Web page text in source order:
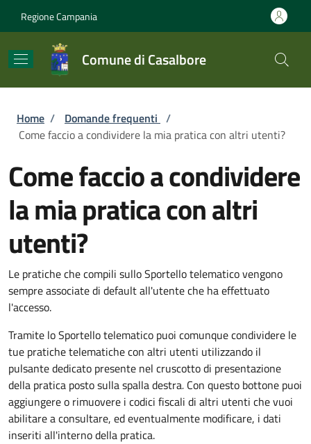
Regione Campania
Comune di Casalbore
Briciole di pane
Home / Domande frequenti /
Come faccio a condividere la mia pratica con altri utenti?
Come faccio a condividere
la mia pratica con altri
utenti?
Le pratiche che compili sullo Sportello telematico vengono
sempre associate di default all'utente che ha effettuato
l'accesso.
Tramite lo Sportello telematico puoi comunque condividere le
tue pratiche telematiche con altri utenti utilizzando il
pulsante dedicato presente nel cruscotto di presentazione
della pratica posto sulla spalla destra. Con questo bottone puoi
aggiungere o rimuovere i codici fiscali di altri utenti che vuoi
abilitare a consultare, ed eventualmente modificare, i dati
inseriti all'interno della pratica.